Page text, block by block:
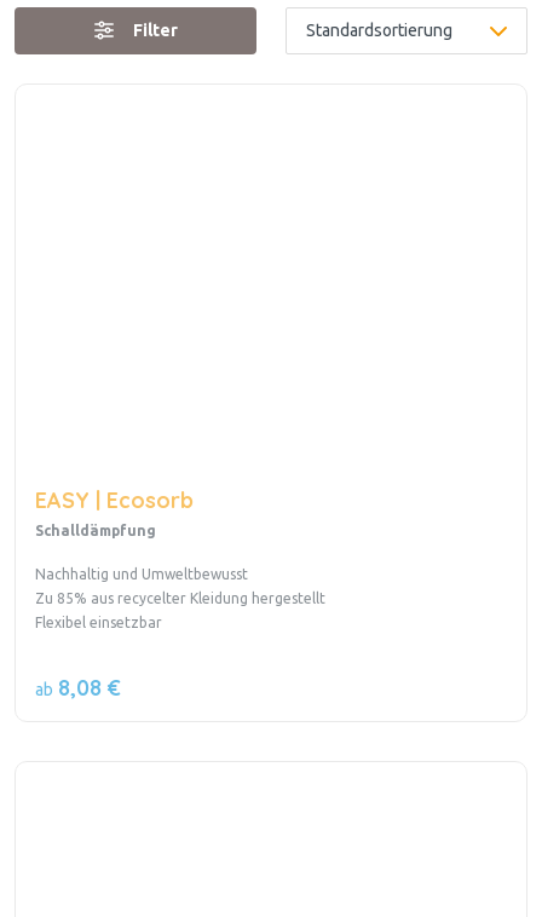
Filter
EASY | Ecosorb
Schalldämpfung
Nachhaltig und Umweltbewusst
Zu 85% aus recycelter Kleidung hergestellt
Flexibel einsetzbar
ab 8,08 €